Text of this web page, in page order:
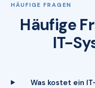
HÄUFIGE FRAGEN
Häufige
IT-
Was kostet ein